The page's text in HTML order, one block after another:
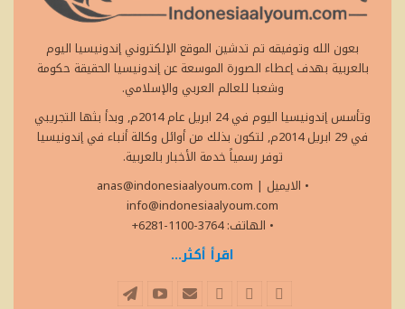
بعون الله وتوفيقه تم تدشين الموقع الإلكتروني إندونيسيا اليوم
بالعربية بهدف إعطاء الصورة الموسعة عن إندونيسيا الحقيقة حكومة
وشعبا للعالم العربي والإسلامي.
وتأسس إندونيسيا اليوم في 24 ابريل عام 2014م, وبدأ بثها التجريبي
في 29 ابريل 2014م, لتكون بذلك من أوائل وكالة أنباء في إندونيسيا
توفر رسمياً خدمة الأخبار بالعربية.
• الايميل
anas@indonesiaalyoum.com |
info@indonesiaalyoum.com
• الهاتف: 3764-1100-6281+
اقرأ أكثر...